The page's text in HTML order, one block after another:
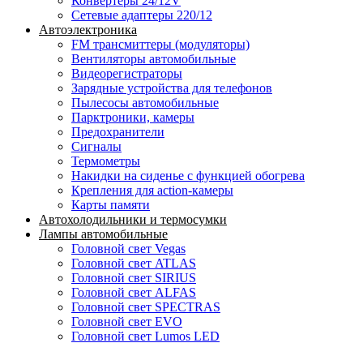
Сетевые адаптеры 220/12
Автоэлектроника
FM трансмиттеры (модуляторы)
Вентиляторы автомобильные
Видеорегистраторы
Зарядные устройства для телефонов
Пылесосы автомобильные
Парктроники, камеры
Предохранители
Сигналы
Термометры
Накидки на сиденье с функцией обогрева
Крепления для action-камеры
Карты памяти
Автохолодильники и термосумки
Лампы автомобильные
Головной свет Vegas
Головной свет ATLAS
Головной свет SIRIUS
Головной свет ALFAS
Головной свет SPECTRAS
Головной свет EVO
Головной свет Lumos LED